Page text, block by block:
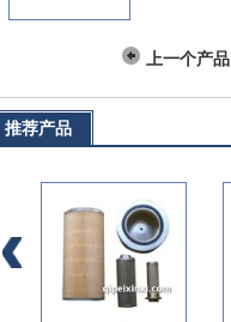
上一个产品
推荐产品